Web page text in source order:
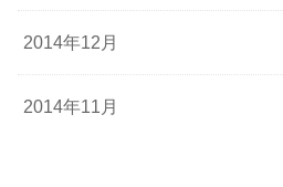
2014年12月
2014年11月